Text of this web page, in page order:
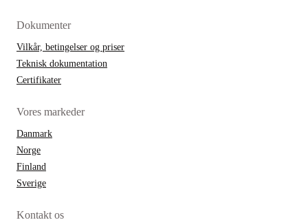
Dokumenter
Vilkår, betingelser og priser
Teknisk dokumentation
Certifikater
Vores markeder
Danmark
Norge
Finland
Sverige
Kontakt os